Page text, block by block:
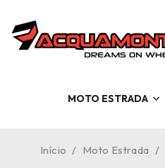
MOTO ESTRADA
Início / Moto Estrada /